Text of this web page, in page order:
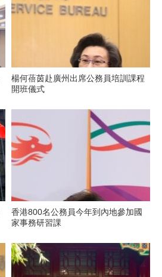
楊何蓓茵赴廣州出席公務員培訓課程
開班儀式
香港800名公務員今年到內地參加國
家事務研習課